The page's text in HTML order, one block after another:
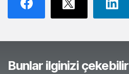
Bunlar ilginizi çekebilir